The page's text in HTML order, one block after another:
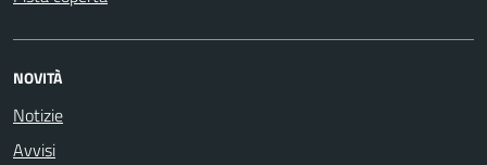
NOVITÀ
Notizie
Avvisi